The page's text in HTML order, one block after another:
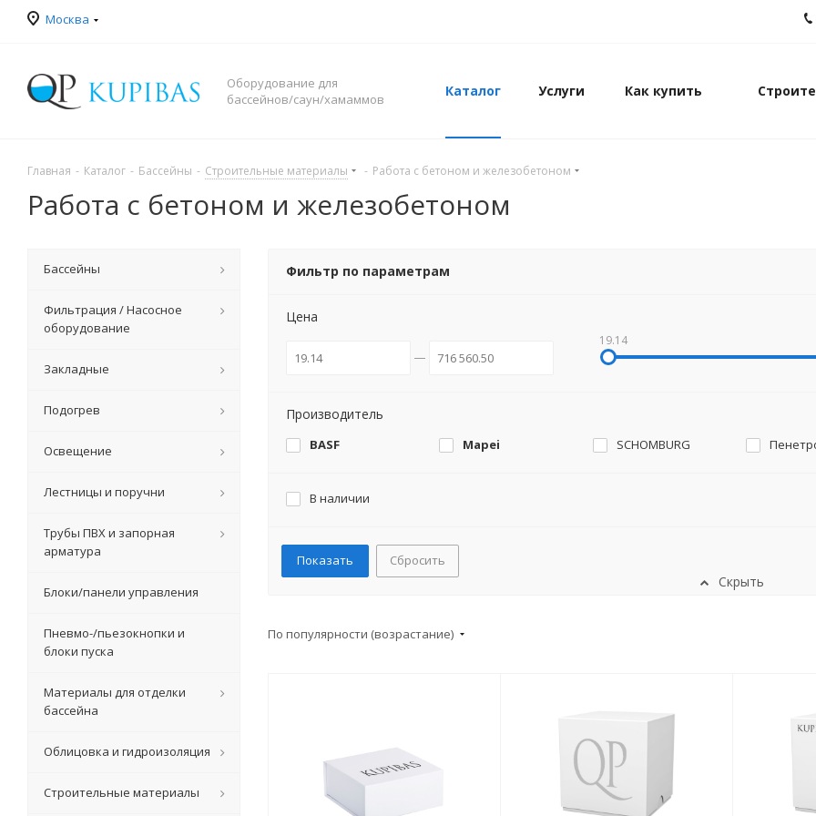
Москва
Оборудование для
бассейнов/саун/хамаммов
Каталог Услуги Как купить
Главная - Каталог - Бассейны - Строительные материалы - Работа с бетоном и железобетоном
Работа с бетоном и железобетоном
Фильтр по параметрам
Цена
19.14
Производитель
BASF Mapei SCHOMBURG
В наличии
Сбросить
Скрыть
По популярности (возрастание)
Бассейны
Фильтрация / Насосное
оборудование
Закладные
Подогрев
Освещение
Лестницы и поручни
Трубы ПВХ и запорная
арматура
Блоки/панели управления
Пневмо-/пьезокнопки и
блоки пуска
Материалы для отделки
бассейна
Облицовка и гидроизоляция
Строительные материалы